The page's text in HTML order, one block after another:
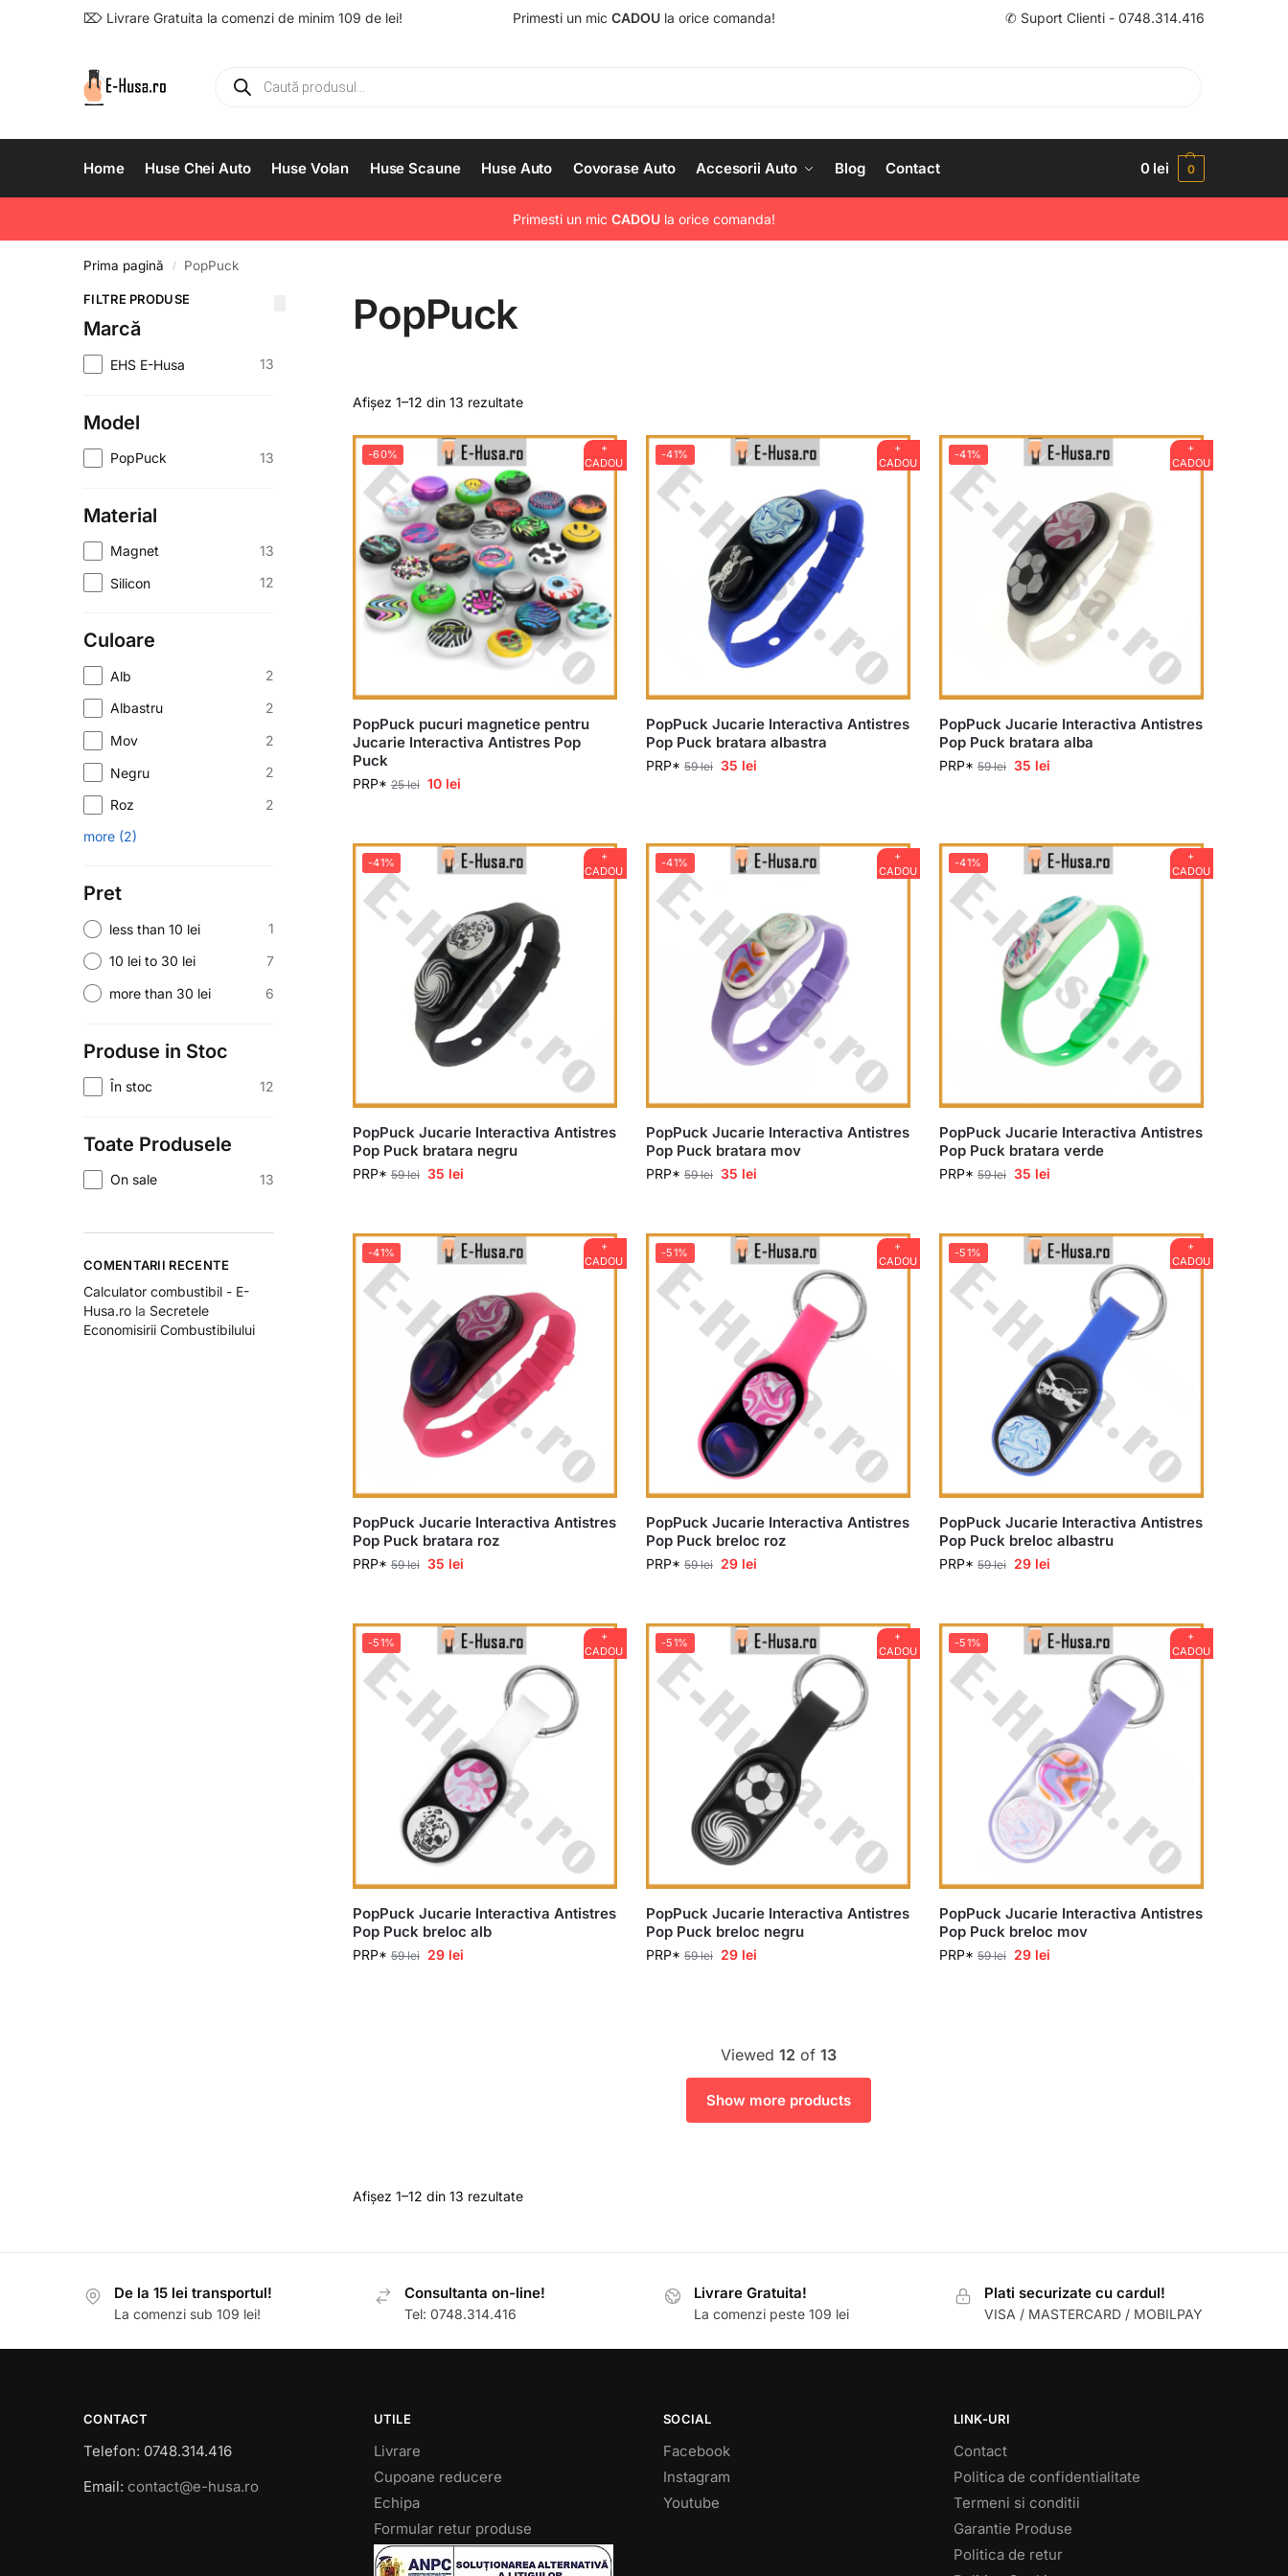
⌦ Livrare Gratuita la comenzi de minim 109 de lei! Primesti un mic CADOU la orice comanda! ✆ Suport Clienti - 0748.314.416
Home Huse Chei Auto Huse Volan Huse Scaune Huse Auto Covorase Auto Accesorii Auto Blog Contact 0 lei 0
Primesti un mic CADOU la orice comanda!
Prima pagină / PopPuck
PopPuck
Afișez 1–12 din 13 rezultate
+
CADOU
-60%
PopPuck pucuri magnetice pentru
Jucarie Interactiva Antistres Pop
Puck
PRP*25lei 10 lei
+
CADOU
-41%
PopPuck Jucarie Interactiva Antistres
Pop Puck bratara albastra
PRP* 59lei 35 lei
+
CADOU
-41%
PopPuck Jucarie Interactiva Antistres
Pop Puck bratara alba
PRP*59lei 35 lei
+
CADOU
-41%
PopPuck Jucarie Interactiva Antistres
Pop Puck bratara negru
PRP*59lei 35 lei
+
CADOU
-41%
PopPuck Jucarie Interactiva Antistres
Pop Puck bratara mov
PRP* 59lei 35 lei
+
CADOU
-41%
PopPuck Jucarie Interactiva Antistres
Pop Puck bratara verde
PRP*59lei 35 lei
+
CADOU
-41%
PopPuck Jucarie Interactiva Antistres
Pop Puck bratara roz
PRP*59lei 35 lei
+
CADOU
-51%
PopPuck Jucarie Interactiva Antistres
Pop Puck breloc roz
PRP* 59lei 29 lei
+
CADOU
-51%
PopPuck Jucarie Interactiva Antistres
Pop Puck breloc albastru
PRP*59lei 29 lei
+
CADOU
-51%
PopPuck Jucarie Interactiva Antistres
Pop Puck breloc alb
PRP*59lei 29 lei
+
CADOU
-51%
PopPuck Jucarie Interactiva Antistres
Pop Puck breloc negru
PRP* 59lei 29 lei
+
CADOU
-51%
PopPuck Jucarie Interactiva Antistres
Pop Puck breloc mov
PRP*59lei 29 lei
Viewed 12 of 13
Show more products
Afișez 1–12 din 13 rezultate
FILTRE PRODUSE
Marcă
EHS E-Husa 13
Model
PopPuck 13
Material
Magnet 13
Silicon 12
Culoare
Alb 2
Albastru 2
Mov 2
Negru 2
Roz
2
more (2)
Pret
less than 10 lei 1
10 lei to 30 lei 7
more than 30 lei 6
Produse in Stoc
În stoc 12
Toate Produsele
On sale 13
COMENTARII RECENTE
Calculator combustibil - E-
Husa.ro la Secretele
Economisirii Combustibilului
De la 15 lei transportul!
La comenzi sub 109 lei!
Consultanta on-line!
Tel: 0748.314.416
Livrare Gratuita!
La comenzi peste 109 lei
Plati securizate cu cardul!
VISA / MASTERCARD / MOBILPAY
CONTACT
Telefon: 0748.314.416
Email: contact@e-husa.ro
UTILE
Livrare
Cupoane reducere
Echipa
Formular retur produse
SOCIAL
Facebook
Instagram
Youtube
LINK-URI
Contact
Politica de confidentialitate
Termeni si conditii
Garantie Produse
Politica de retur